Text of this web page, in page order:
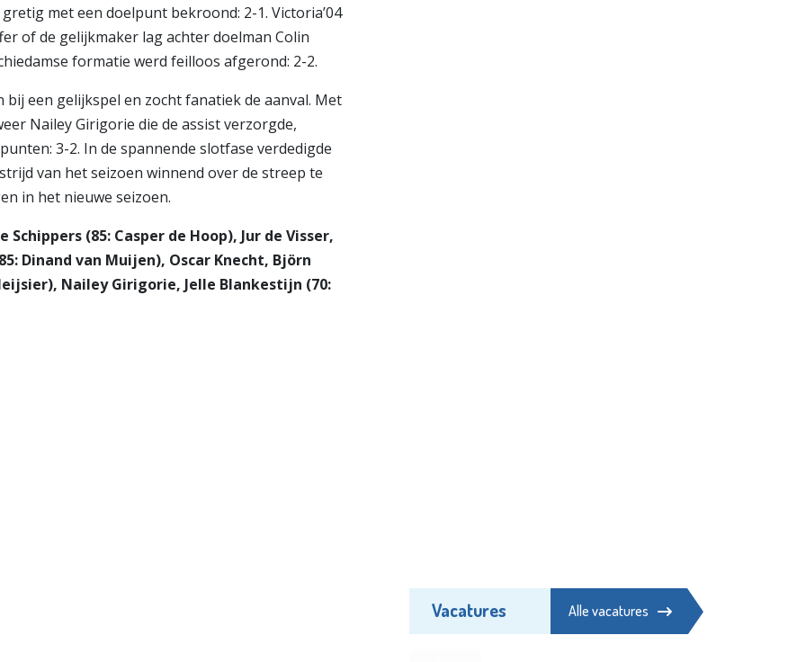
met een doelpunt bekroond: 2-1. Victoria’04
of de gelijkmaker lag achter doelman Colin
formatie werd feilloos afgerond: 2-2.
een gelijkspel en zocht fanatiek de aanval. Met
Nailey Girigorie die de assist verzorgde,
3-2. In de spannende slotfase verdedigde
van het seizoen winnend over de streep te
in het nieuwe seizoen.
(85: Casper de Hoop), Jur de Visser,
Dinand van Muijen), Oscar Knecht, Björn
Nailey Girigorie, Jelle Blankestijn (70:
Vacatures Alle vacatures